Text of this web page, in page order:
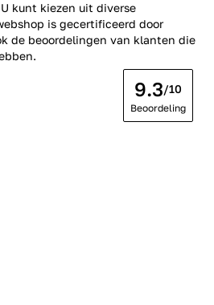
kunt kiezen uit diverse
is gecertificeerd door
de beoordelingen van klanten die
9.3/10
Beoordeling